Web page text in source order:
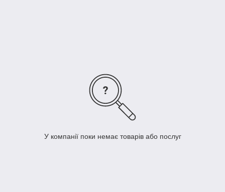
У компанії поки немає товарів або послуг